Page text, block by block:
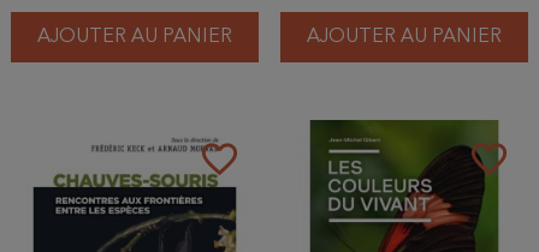
AJOUTER AU PANIER AJOUTER AU PANIER
favorite_border favorite_border